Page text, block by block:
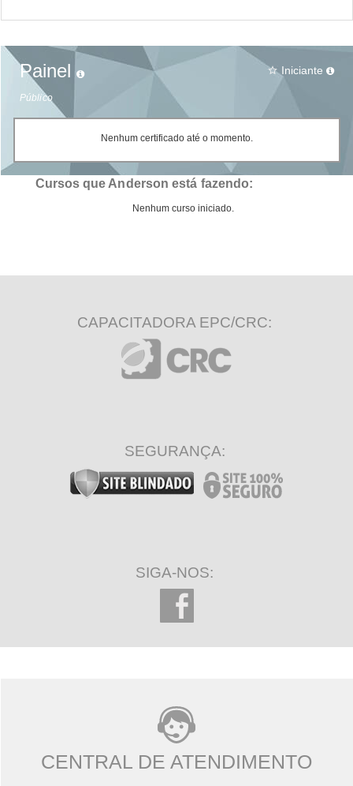
Painel
Público
star_border Iniciante
Nenhum certificado até o momento.
Cursos que Anderson está fazendo:
Nenhum curso iniciado.
CAPACITADORA EPC/CRC:
SEGURANÇA:
SIGA-NOS:
CENTRAL DE ATENDIMENTO